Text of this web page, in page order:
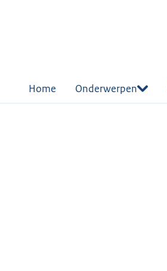
Home Onderwerpen